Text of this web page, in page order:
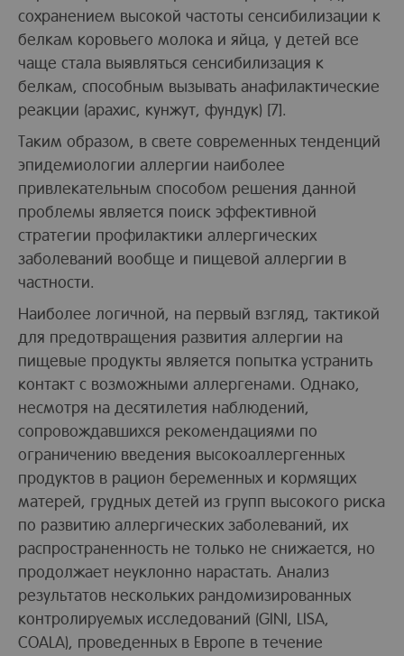
сохранением высокой частоты сенсибилизации к
белкам коровьего молока и яйца, у детей все
чаще стала выявляться сенсибилизация к
белкам, способным вызывать анафилактические
реакции (арахис, кунжут, фундук) [7].
Таким образом, в свете современных тенденций
эпидемиологии аллергии наиболее
привлекательным способом решения данной
проблемы является поиск эффективной
стратегии профилактики аллергических
заболеваний вообще и пищевой аллергии в
частности.
Наиболее логичной, на первый взгляд, тактикой
для предотвращения развития аллергии на
пищевые продукты является попытка устранить
контакт с возможными аллергенами. Однако,
несмотря на десятилетия наблюдений,
сопровождавшихся рекомендациями по
ограничению введения высокоаллергенных
продуктов в рацион беременных и кормящих
матерей, грудных детей из групп высокого риска
по развитию аллергических заболеваний, их
распространенность не только не снижается, но
продолжает неуклонно нарастать. Анализ
результатов нескольких рандомизированных
контролируемых исследований (GINI, LISA,
COALA), проведенных в Европе в течение